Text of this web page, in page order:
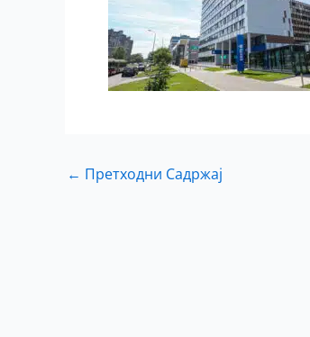
← Претходни Садржај